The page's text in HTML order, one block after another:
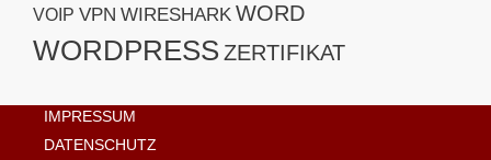
VOIP VPN WIRESHARK WORD
WORDPRESSZERTIFIKAT
IMPRESSUM
DATENSCHUTZ